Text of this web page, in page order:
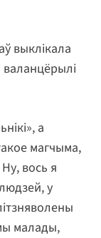
выклікала
валанцёрылі
а
магчыма,
Ну, вось я
у
малады,